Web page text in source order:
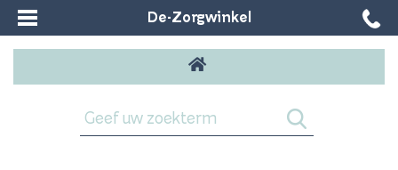
De-Zorgwinkel